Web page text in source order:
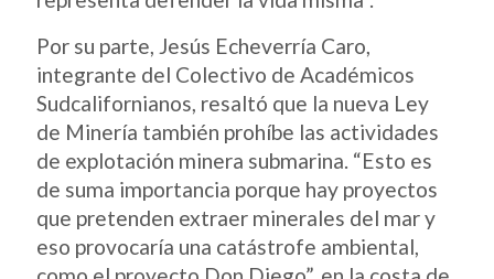
Por su parte, Jesús Echeverría Caro,
integrante del Colectivo de Académicos
Sudcalifornianos, resaltó que la nueva Ley
de Minería también prohíbe las actividades
de explotación minera submarina. “Esto es
de suma importancia porque hay proyectos
que pretenden extraer minerales del mar y
eso provocaría una catástrofe ambiental,